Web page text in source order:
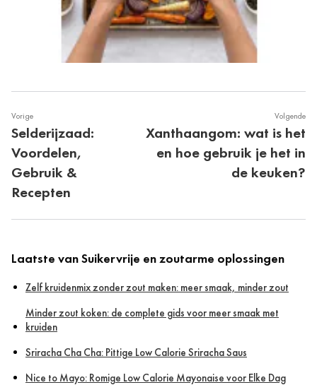
Vorige
Selderijzaad:
Voordelen,
Gebruik &
Recepten
Volgende
Xanthaangom: wat is het
en hoe gebruik je het in
de keuken?
Laatste van Suikervrije en zoutarme oplossingen
Zelf kruidenmix zonder zout maken: meer smaak, minder zout
Minder zout koken: de complete gids voor meer smaak met
kruiden
Sriracha Cha Cha: Pittige Low Calorie Sriracha Saus
Nice to Mayo: Romige Low Calorie Mayonaise voor Elke Dag